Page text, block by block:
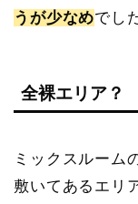
うが少なめでし
全裸エリア？
ミックスルーム
敷いてあるエリ